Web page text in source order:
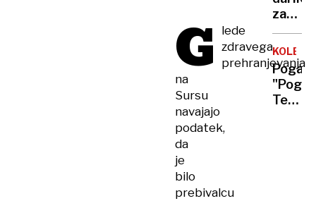
G
lede
zdravega
prehranjevanja
na
Sursu
navajajo
podatek,
da
je
bilo
prebivalcu
za
Jill
Biden:
za
skoraj
20
"Pogi
Team"